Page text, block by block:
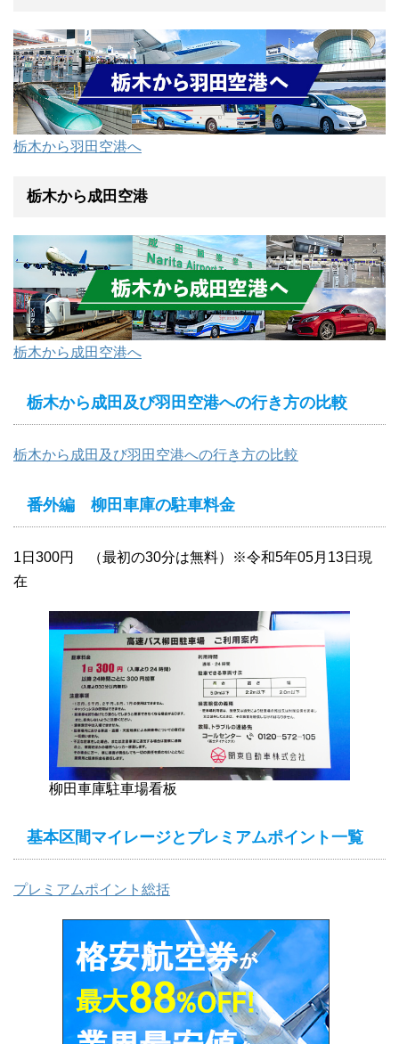
栃木から羽田空港へ
栃木から成田空港
栃木から成田空港へ
栃木から成田及び羽田空港への行き方の比較
栃木から成田及び羽田空港への行き方の比較
番外編 柳田車庫の駐車料金
1日300円 （最初の30分は無料）※令和5年05月13日現
在
柳田車庫駐車場看板
基本区間マイレージとプレミアムポイント一覧
プレミアムポイント総括